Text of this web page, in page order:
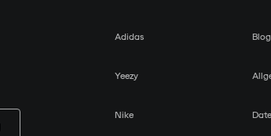
Adidas
Yeezy
Nike
Blog